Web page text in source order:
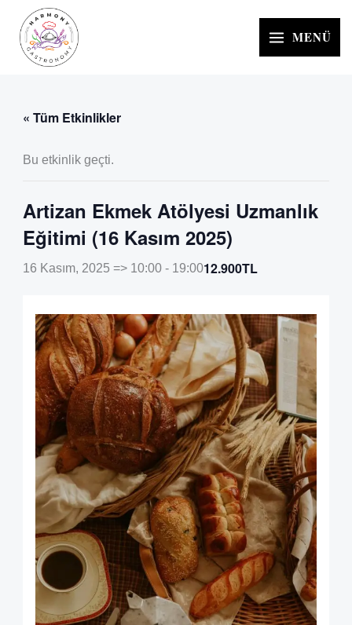
İçeriğe
MENÜ
« Tüm Etkinlikler
Bu etkinlik geçti.
Artizan Ekmek Atölyesi Uzmanlık
Eğitimi (16 Kasım 2025)
16 Kasım, 2025 => 10:00- 19:0012.900TL